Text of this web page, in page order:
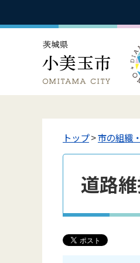
トップ>市の組織
道路